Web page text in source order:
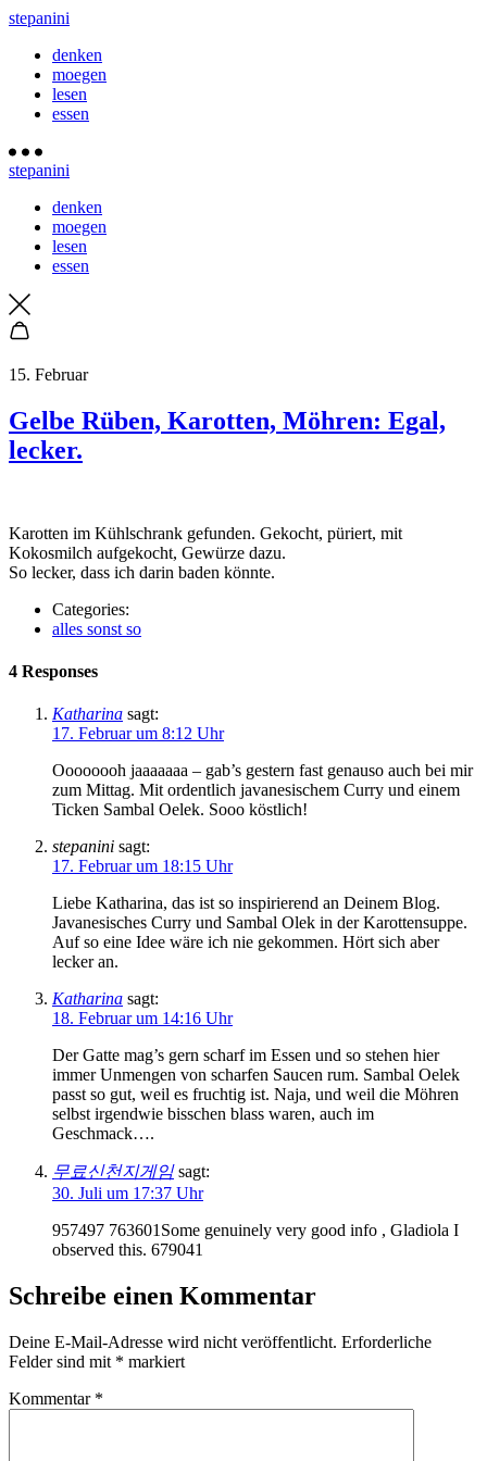
stepanini
denken
moegen
lesen
essen
stepanini
denken
moegen
lesen
essen
15. Februar
Gelbe Rüben, Karotten, Möhren: Egal,
lecker.
Karotten im Kühlschrank gefunden. Gekocht, püriert, mit
Kokosmilch aufgekocht, Gewürze dazu.
So lecker, dass ich darin baden könnte.
Categories:
alles sonst so
4 Responses
Katharina sagt:
17. Februar um 8:12 Uhr
Oooooooh jaaaaaaa – gab’s gestern fast genauso auch bei mir
zum Mittag. Mit ordentlich javanesischem Curry und einem
Ticken Sambal Oelek. Sooo köstlich!
stepanini sagt:
17. Februar um 18:15 Uhr
Liebe Katharina, das ist so inspirierend an Deinem Blog.
Javanesisches Curry und Sambal Olek in der Karottensuppe.
Auf so eine Idee wäre ich nie gekommen. Hört sich aber
lecker an.
Katharina sagt:
18. Februar um 14:16 Uhr
Der Gatte mag’s gern scharf im Essen und so stehen hier
immer Unmengen von scharfen Saucen rum. Sambal Oelek
passt so gut, weil es fruchtig ist. Naja, und weil die Möhren
selbst irgendwie bisschen blass waren, auch im
Geschmack….
무료신천지게임 sagt:
30. Juli um 17:37 Uhr
957497 763601Some genuinely very good info , Gladiola I
observed this. 679041
Schreibe einen Kommentar
Deine E-Mail-Adresse wird nicht veröffentlicht. Erforderliche
Felder sind mit * markiert
Kommentar *